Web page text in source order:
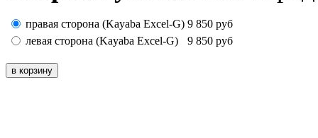
правая сторона (Kayaba Excel-G) 9 850 руб
левая сторона (Kayaba Excel-G)
9 850 руб